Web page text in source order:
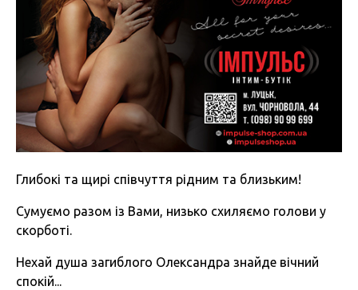
Глибокі та щирі співчуття рідним та близьким!
Сумуємо разом із Вами, низько схиляємо голови у
скорботі.
Нехай душа загиблого Олександра знайде вічний
спокій...